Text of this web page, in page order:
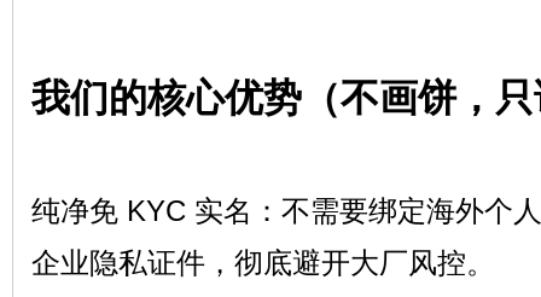
我们的核心优势（不画饼，
纯净免 KYC 实名：不需要绑定海外个
企业隐私证件，彻底避开大厂风控。